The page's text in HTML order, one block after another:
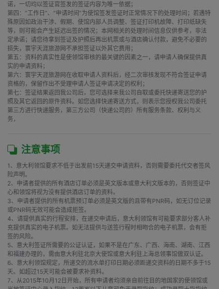
诺，一切均以签证官签发的签证内容为唯一依据；
第四：“工作日”、“申请时间”为使馆签发签证时正常情况下的处理时间；若遇特
殊原因如政治干涉、假期、使馆内部人员调整、签证打印机故障、打印纸缺失
等，则可能会产生延迟出签的情况；本网相关的处理时间信息仅供参考，非法
定承诺；请您待拿到签证及护照后再出机票或与酒店确认付款，避免不必要的
损失，寰宇天涯旅游网不承担签证以外其它费用；
第五：资料的真实性是使领馆审核的最关键的因素之一，请申请人确保提供真
实的申请资料；
第六：寰宇天涯旅游网在收取申请人资料后，经二次审核发现不符合签证申请
资格的，保留作出不受理申请人签证申请决定的权利；
第七：签证结果返回我公司后，您可选择来我公司自取或委托快递寄送您的护
照及其它返回的原件资料。如您选择快递寄送方式，则表示您授权我公司委托
第三方进行快递服务，第三方公司（快递公司的）所有服务条款、权利与义
务，
注意事项
1、意大利领馆要求不低于出发前15天递交申请资料，否则需要委托代交者签风
险声明。
2、申请者提供的所有酒店订单必须是英文版本或意大利文版本的，否则签证中
心和领馆将视为没有提供酒店订单的资料。
3、申请者提供的所有机票预订单必须是英文版的且带有PNR码，如无订位记录
或PNR码无效可能会造成拒签。
4、请提供真实的行程安排，在递交申请后，意大利领馆有可能要求部分客人补
充提供真实的电子机票。如无法提供与送签行程时相吻合的电子机票，会有拒
签的风险。
5、意大利签证所需要的公证认证，如果不是在广东、广西、海南、湖南、江西
和福建办理的，需由意大利驻北京大使馆或意大利驻上海总领事馆做双认证。
6、意大利领馆规定，所递交的流水单打印日期必须距递交资料的日期不多于15
天。如超过15天可能会被要求补资料。
7、从2015年10月12日开始，所有申请者均须亲自前往目的地国家的使领馆或